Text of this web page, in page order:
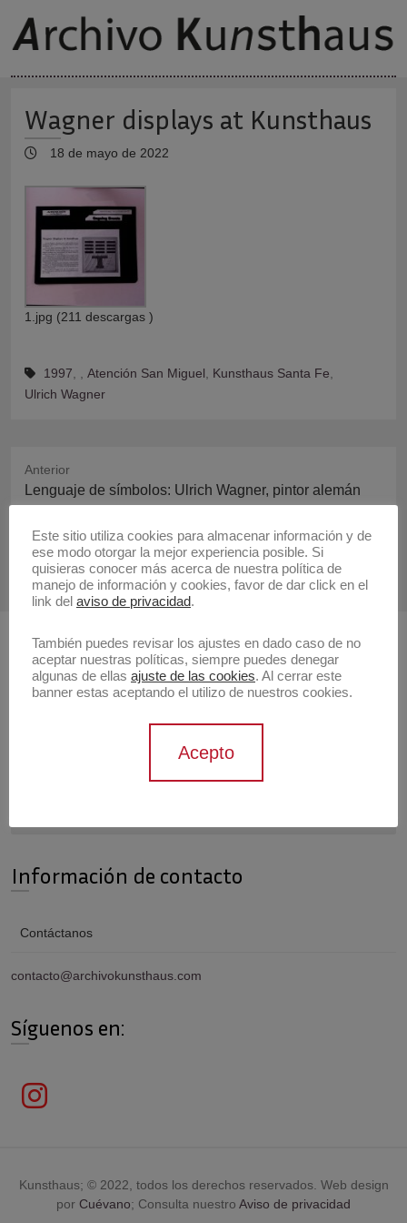
Wagner displays at Kunsthaus
18 de mayo de 2022
1.jpg (211 descargas )
1997 Atención San Miguel Kunsthaus Santa Fe
Ulrich Wagner
Anterior
Publicación
Lenguaje de símbolos: Ulrich Wagner, pintor alemán
Siguiente
Publicación
siguiente:
Invitación Ulrich Wagner
Buscar
Buscar
Información de contacto
Contáctanos
contacto@archivokunsthaus.com
Síguenos en:
Kunsthaus; © 2022, todos los derechos reservados. Web design
por Cuévano; Consulta nuestro Aviso de privacidad
Este sitio utiliza cookies para almacenar información y de
ese modo otorgar la mejor experiencia posible. Si
quisieras conocer más acerca de nuestra política de
manejo de información y cookies, favor de dar click en el
link del aviso de privacidad.
También puedes revisar los ajustes en dado caso de no
aceptar nuestras políticas, siempre puedes denegar
algunas de ellas ajuste de las cookies. Al cerrar este
banner estas aceptando el utilizo de nuestros cookies.
Acepto